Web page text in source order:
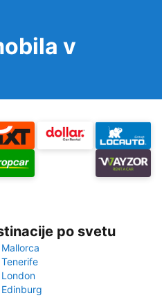
v
po svetu
Mallorca
Tenerife
London
Edinburg